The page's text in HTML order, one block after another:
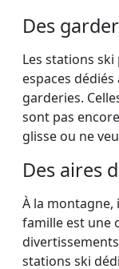
Des
Les stations
espaces
garderies.
sont pas
glisse ou ne
Des aires
À la montagne,
famille est une
stations ski